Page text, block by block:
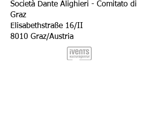
Società Dante Alighieri - Comitato di
Graz
Elisabethstraße 16/II
8010 Graz/Austria